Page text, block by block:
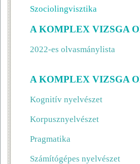
Szociolingvisztika
A KOMPLEX VIZSGA
2022-es olvasmánylista
A KOMPLEX VIZSGA
Kognitív nyelvészet
Korpusznyelvészet
Pragmatika
Számítógépes nyelvészet